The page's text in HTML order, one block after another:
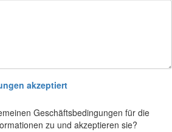
akzeptiert
Geschäftsbedingungen für die
zu und akzeptieren sie?